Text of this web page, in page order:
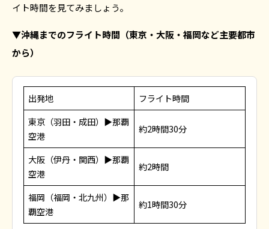
イト時間を見てみましょう。
▼沖縄までのフライト時間（東京・大阪・福岡など主要都市
から）
出発地
フライト時間
東京（羽田・成田）▶︎那覇
空港
約2時間30分
大阪（伊丹・関西）▶︎那覇
空港
約2時間
福岡（福岡・北九州）▶︎那
覇空港
約1時間30分